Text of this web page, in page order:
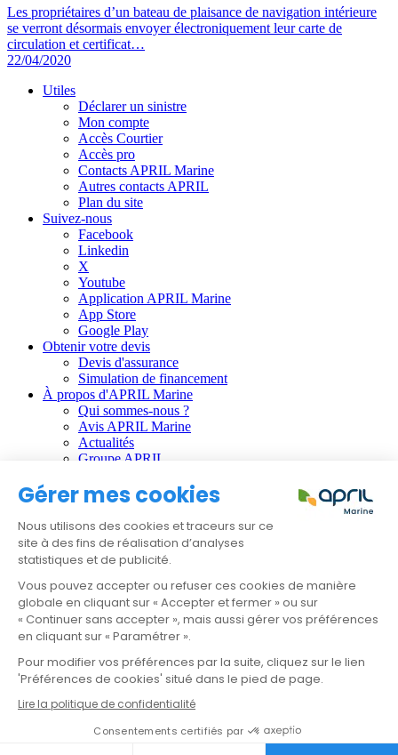
Les propriétaires d’un bateau de plaisance de navigation intérieure
se verront désormais envoyer électroniquement leur carte de
circulation et certificat…
22/04/2020
Utiles
Déclarer un sinistre
Mon compte
Accès Courtier
Accès pro
Contacts APRIL Marine
Autres contacts APRIL
Plan du site
Suivez-nous
Facebook
Linkedin
X
Youtube
Application APRIL Marine
App Store
Google Play
Obtenir votre devis
Devis d'assurance
Simulation de financement
À propos d'APRIL Marine
Qui sommes-nous ?
Avis APRIL Marine
Actualités
Groupe APRIL
Informations règlementaires :
CGU
Données personnelles
Gestion des cookies
Faire une réclamation
Résilier mon contrat
APRIL Santé
APRIL Emprunteur
APRIL Prévoyance
APRIL International
APRIL Moto
Devis & Contact
Gérer mes cookies
Nous utilisons des cookies et traceurs sur ce
site à des fins de réalisation d’analyses
statistiques et de publicité.
Vous pouvez accepter ou refuser ces cookies de manière
globale en cliquant sur « Accepter et fermer » ou sur
« Continuer sans accepter », mais aussi gérer vos préférences
en cliquant sur « Paramétrer ».
Pour modifier vos préférences par la suite, cliquez sur le lien
'Préférences de cookies' situé dans le pied de page.
Lire la politique de confidentialité
Consentements certifiés par